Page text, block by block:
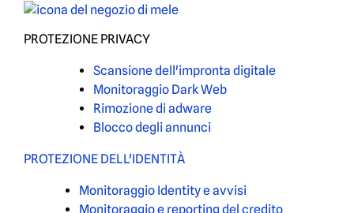
PROTEZIONE PRIVACY
Scansione dell'impronta digitale
Monitoraggio Dark Web
Rimozione di adware
Blocco degli annunci
PROTEZIONE DELL'IDENTITÀ
Monitoraggio Identity e avvisi
Monitoraggio e reporting del credito